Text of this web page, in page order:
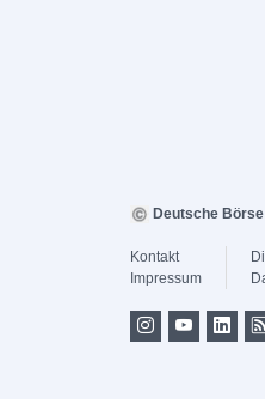
Deutsche Börse
Kontakt
Impressum